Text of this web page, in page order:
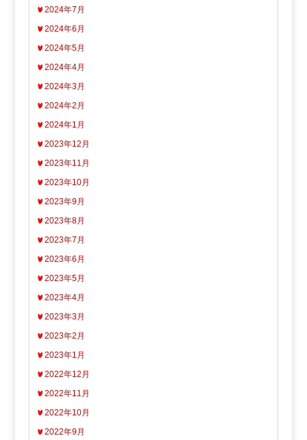
2024年7月
2024年6月
2024年5月
2024年4月
2024年3月
2024年2月
2024年1月
2023年12月
2023年11月
2023年10月
2023年9月
2023年8月
2023年7月
2023年6月
2023年5月
2023年4月
2023年3月
2023年2月
2023年1月
2022年12月
2022年11月
2022年10月
2022年9月